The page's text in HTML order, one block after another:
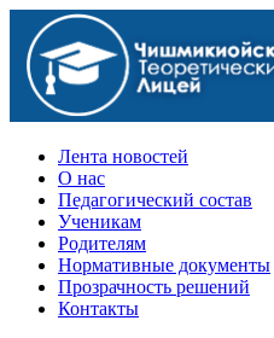
Официальный сайт учебного
Лента новостей
О нас
Педагогический состав
Ученикам
Родителям
Нормативные документы
Прозрачность решений
Контакты